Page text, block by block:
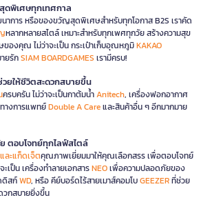
ดพิเศษทุกเทศกาล
าการ หรือของขวัญสุดพิเศษสำหรับทุกโอกาส B2S เราคัด
หลากหลายสไตล์ เหมาะสำหรับทุกเพศทุกวัย สร้างความสุข
องคุณ ไม่ว่าจะเป็น กระเป๋าเก็บอุณหภูมิKAKAO
ยรักSIAM BOARDGAMES เรามีครบ!
วยให้ชีวิตสะดวกสบายขึ้น
ครบครัน ไม่ว่าจะเป็นกาต้มน้ำAnitech, เครื่องฟอกอากาศ
างการแพทย์Double A Careและสินค้าอื่น ๆ อีกมากมาย
ตอบโจทย์ทุกไลฟ์สไตล์
ละแก็ดเจ็ตคุณภาพเยี่ยมมาให้คุณเลือกสรร เพื่อตอบโจทย์
เป็น เครื่องทำลายเอกสารNEOเพื่อความปลอดภัยของ
ดิสก์WD, หรือ คีย์บอร์ดไร้สายเมาส์คอมโบGEEZERที่ช่วย
วกสบายยิ่งขึ้น